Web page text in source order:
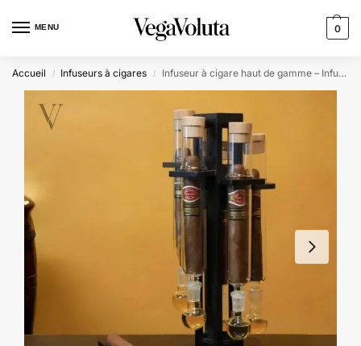
MENU 0
Accueil / Infuseurs à cigares / Infuseur à cigare haut de gamme – Infusio Arcanum| 5 cigares